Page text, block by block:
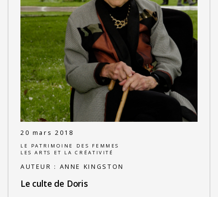
20 mars 2018
LE PATRIMOINE DES FEMMES
LES ARTS ET LA CRÉATIVITÉ
AUTEUR : ANNE KINGSTON
Le culte de Doris